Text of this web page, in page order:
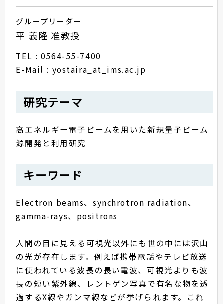
グループリーダー
平 義隆 准教授
TEL : 0564-55-7400
E-Mail : yostaira_at_ims.ac.jp
研究テーマ
高エネルギー電子ビームを用いた新規量子ビーム
源開発と利用研究
キーワード
Electron beams、synchrotron radiation、
gamma-rays、positrons
人間の目に見える可視光以外にも世の中には沢山
の光が存在します。例えば携帯電話やテレビ放送
に使われている波長の長い電波、可視光よりも波
長の短い紫外線、レントゲン写真で有名な物を透
過するX線やガンマ線などが挙げられます。これ